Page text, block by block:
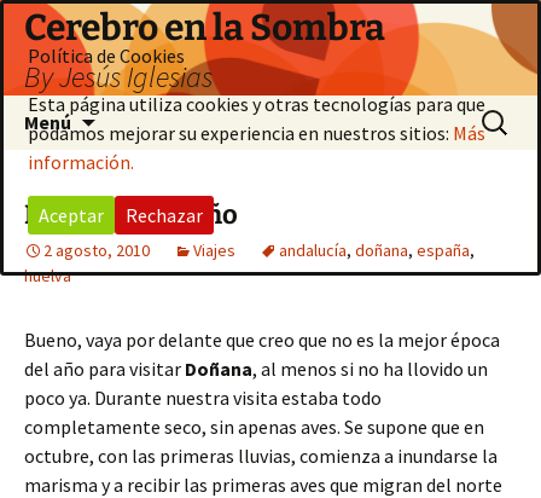
Saltar
contenido
Cerebro en la Sombra
By Jesús Iglesias
Menú Buscar:
Doñana en otoño
2 agosto, 2010 Viajes andalucía, doñana, españa,
huelva
Bueno, vaya por delante que creo que no es la mejor época
del año para visitar Doñana, al menos si no ha llovido un
poco ya. Durante nuestra visita estaba todo
completamente seco, sin apenas aves. Se supone que en
octubre, con las primeras lluvias, comienza a inundarse la
marisma y a recibir las primeras aves que migran del norte
Política de Cookies
Esta página utiliza cookies y otras tecnologías para que
podamos mejorar su experiencia en nuestros sitios: Más
información.
Aceptar Rechazar